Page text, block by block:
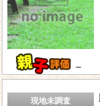
－
現地未調査